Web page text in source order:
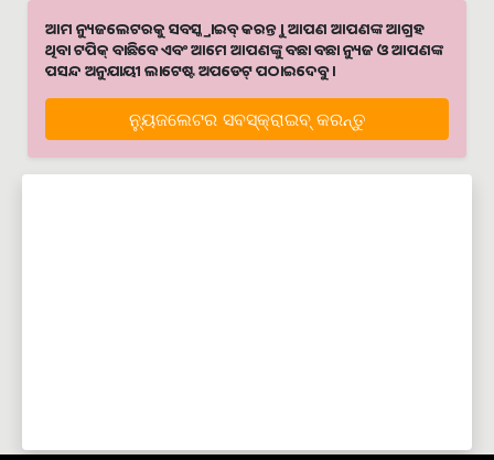
ଆମ ନ୍ୟୁଜଲେଟରକୁ ସବସ୍କ୍ରାଇବ୍ କରନ୍ତୁ । ଆପଣ ଆପଣଙ୍କ ଆଗ୍ରହ
ଥିବା ଟପିକ୍‌ ବାଛିବେ ଏବଂ ଆମେ ଆପଣଙ୍କୁ ବଛା ବଛା ନ୍ୟୁଜ ଓ ଆପଣଙ୍କ
ପସନ୍ଦ ଅନୁଯାୟୀ ଲାଟେଷ୍ଟ ଅପଡେଟ୍‌ ପଠାଇଦେବୁ ।
ନ୍ୟୁଜଲେଟର ସବସ୍କ୍ରାଇବ୍‌ କରନ୍ତୁ